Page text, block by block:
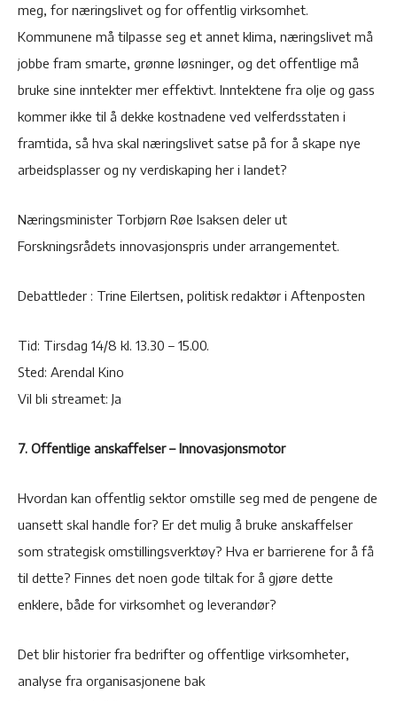
meg, for næringslivet og for offentlig virksomhet.
Kommunene må tilpasse seg et annet klima, næringslivet må
jobbe fram smarte, grønne løsninger, og det offentlige må
bruke sine inntekter mer effektivt. Inntektene fra olje og gass
kommer ikke til å dekke kostnadene ved velferdsstaten i
framtida, så hva skal næringslivet satse på for å skape nye
arbeidsplasser og ny verdiskaping her i landet?
Næringsminister Torbjørn Røe Isaksen deler ut
Forskningsrådets innovasjonspris under arrangementet.
Debattleder : Trine Eilertsen, politisk redaktør i Aftenposten
Tid: Tirsdag 14/8 kl. 13.30 – 15.00.
Sted: Arendal Kino
Vil bli streamet: Ja
7. Offentlige anskaffelser – Innovasjonsmotor
Hvordan kan offentlig sektor omstille seg med de pengene de
uansett skal handle for? Er det mulig å bruke anskaffelser
som strategisk omstillingsverktøy? Hva er barrierene for å få
til dette? Finnes det noen gode tiltak for å gjøre dette
enklere, både for virksomhet og leverandør?
Det blir historier fra bedrifter og offentlige virksomheter,
analyse fra organisasjonene bak